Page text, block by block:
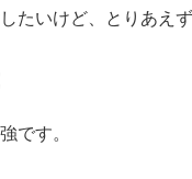
たいけど、とりあえず
です。